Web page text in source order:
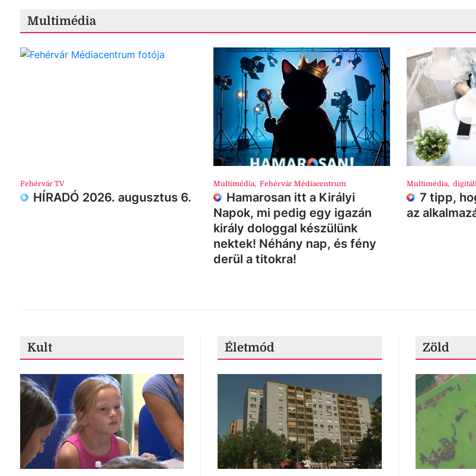
Multimédia
Fehérvár TV
HÍRADÓ 2026. augusztus 6.
Multimédia, Fehérvár Médiacentrum
Hamarosan itt a Királyi
Napok, mi pedig egy igazán
király dologgal készülünk
nektek! Néhány nap, és fény
derül a titokra!
Multimédia,
7 tipp,
az
Kult Életmód Zöld